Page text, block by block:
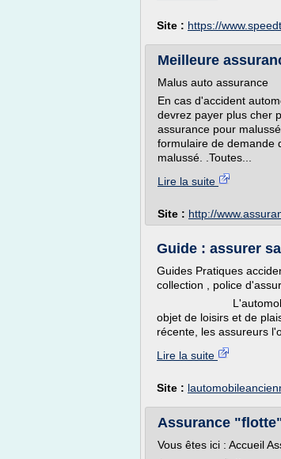
Site : https://
Meilleure
Malus auto assurance
En cas d'accident
devrez payer plus cher
assurance pour
formulaire de demande
malussé. .Toutes...
Lire la suite
Site : http://
Guide : assurer
Guides Pratiques
collection , police
L'automobile de
objet de loisirs et de
récente, les assureurs
Lire la suite
Site :
Assurance
Vous êtes ici : Accueil